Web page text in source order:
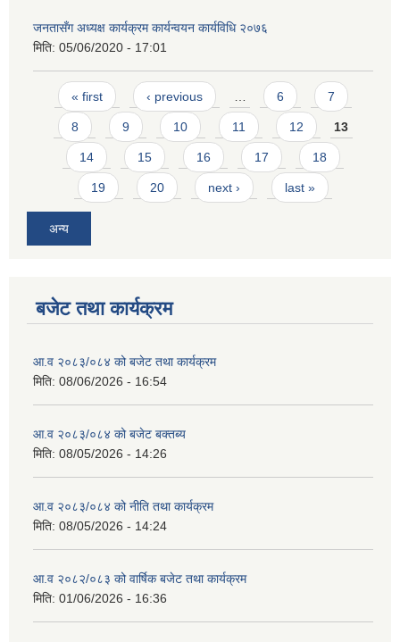
जनतासँग अध्यक्ष कार्यक्रम कार्यन्वयन कार्यविधि २०७६
मिति: 05/06/2020 - 17:01
Pages
« first ‹ previous 6 7
8 9 10 11 12 13
14 15 16 17 18
19 20 next › last »
अन्य
बजेट तथा कार्यक्रम
आ.व २०८३/०८४ को बजेट तथा कार्यक्रम
मिति: 08/06/2026 - 16:54
आ.व २०८३/०८४ को बजेट बक्तब्य
मिति: 08/05/2026 - 14:26
आ.व २०८३/०८४ को नीति तथा कार्यक्रम
मिति: 08/05/2026 - 14:24
आ.व २०८२/०८३ को वार्षिक बजेट तथा कार्यक्रम
मिति: 01/06/2026 - 16:36